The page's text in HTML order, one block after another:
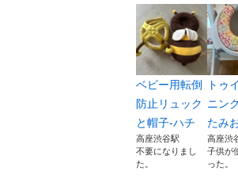
ベビー用転倒
防止リュック
と帽子-ハチ
高座渋谷駅
不要になりまし
た。
トゥ
ニン
たみ
高座渋
子供が
った。